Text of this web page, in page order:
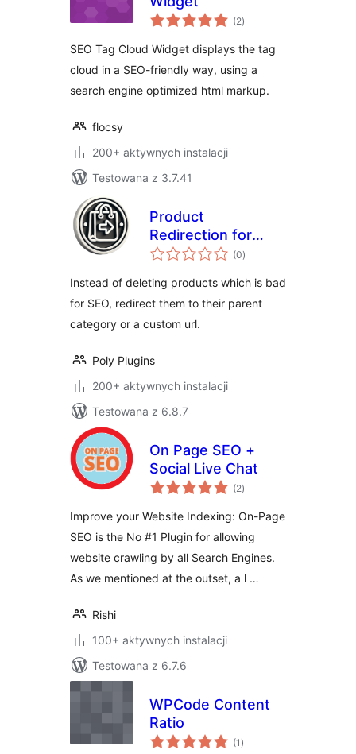
(2wszystkich
ocen
)
SEO Tag Cloud Widget displays the tag
cloud in a SEO-friendly way, using a
search engine optimized html markup.
flocsy
200+ aktywnych instalacji
Testowana z 3.7.41
Product
Redirection for
WooCommerce
(0wszystkich
ocen
)
Instead of deleting products which is bad
for SEO, redirect them to their parent
category or a custom url.
Poly Plugins
200+ aktywnych instalacji
Testowana z 6.8.7
On Page SEO +
Social Live Chat
(2wszystkich
ocen
)
Improve your Website Indexing: On-Page
SEO is the No #1 Plugin for allowing
website crawling by all Search Engines.
As we mentioned at the outset, a l …
Rishi
100+ aktywnych instalacji
Testowana z 6.7.6
WPCode Content
Ratio
(1 wszystkich
ocen
)